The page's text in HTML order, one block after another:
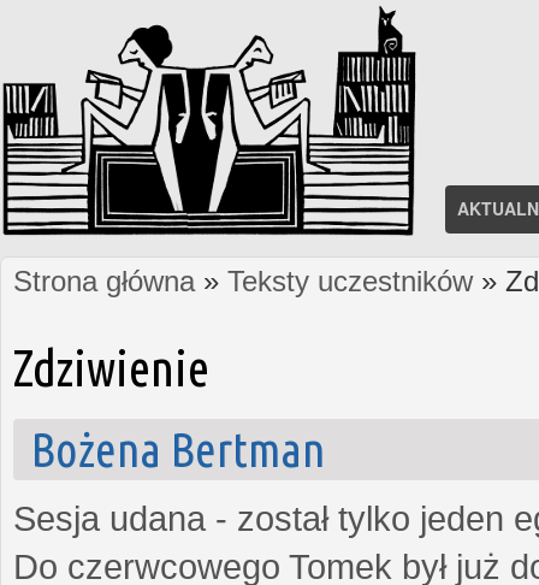
Jesteś tutaj
Strona główna» Teksty uczestników»
Zdziwienie
Bożena Bertman
Sesja udana - został tylko jeden
Do czerwcowego Tomek był już